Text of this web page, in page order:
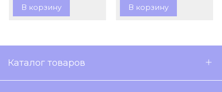
В корзину В корзину
Каталог товаров